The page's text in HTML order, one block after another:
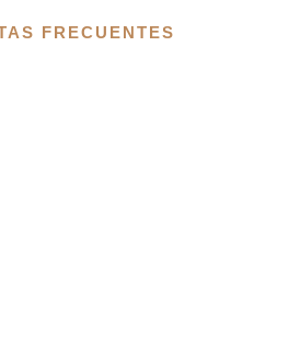
FRECUENTES